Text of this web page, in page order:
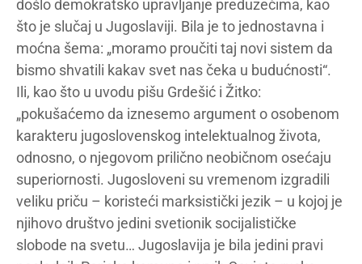
došlo demokratsko upravljanje preduzećima, kao
što je slučaj u Jugoslaviji. Bila je to jednostavna i
moćna šema: „moramo proučiti taj novi sistem da
bismo shvatili kakav svet nas čeka u budućnosti“.
Ili, kao što u uvodu pišu Grdešić i Žitko:
„pokušaćemo da iznesemo argument o osobenom
karakteru jugoslovenskog intelektualnog života,
odnosno, o njegovom prilično neobičnom osećaju
superiornosti. Jugosloveni su vremenom izgradili
veliku priču – koristeći marksistički jezik – u kojoj je
njihovo društvo jedini svetionik socijalističke
slobode na svetu… Jugoslavija je bila jedini pravi